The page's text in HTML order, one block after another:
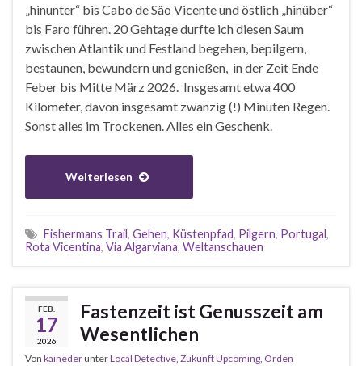
„hinunter“ bis Cabo de São Vicente und östlich „hinüber“
bis Faro führen. 20 Gehtage durfte ich diesen Saum
zwischen Atlantik und Festland begehen, bepilgern,
bestaunen, bewundern und genießen, in der Zeit Ende
Feber bis Mitte März 2026. Insgesamt etwa 400
Kilometer, davon insgesamt zwanzig (!) Minuten Regen.
Sonst alles im Trockenen. Alles ein Geschenk.
Weiterlesen
Fishermans Trail, Gehen, Küstenpfad, Pilgern, Portugal,
Rota Vicentina, Via Algarviana, Weltanschauen
FEB.
17
2026
Fastenzeit ist Genusszeit am
Wesentlichen
Von kainederunterLocal Detective Zukunft Upcoming Orden